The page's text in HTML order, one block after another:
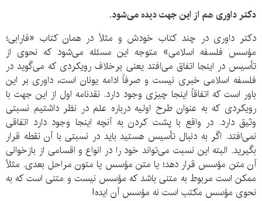
دکتر داوری هم از این جهت دیده می‌شود.
دکتر داوری در چند کتاب خودش و مثلاً در همان کتاب «فارابی؛
مؤسس فلسفه اسلامی» متوجه این مسئله می‌شود که نحوی از
تأسیس در اینجا اتفاق می‌افتد یعنی برخلاف رویکردی که می‌گوید در
فلسفه اسلامی خبری نیست و صرفاً ادامه یونان است، داوری بر این
باور است که اتفاقاً اینجا چیزی وجود دارد. نقدنامه اول از این جهت با
رویکردی که به عنوان طرح اولیه درباره علم در نظر داشتیم نسبتی
وثیق دارد. در واقع با پشت کردن به آنچه اینجا وجود دارد اتفاقی
نمی‌افتد. اگر به دنبال تأسیس هستید باید در نسبتی با آن نقطه قرار
بگیرید. البته این نسبت می‌تواند خود را در انواع و اقسامی از بازخوانی
آن متن مؤسس قرار دهد؛ یا متن مؤسس یا متون مراحل بعدی. مثلاً
ممکن است مربوط به متنی باشد که مؤسس نیست و متنی است که به
نحوی مؤسس مکتب است نه مؤسس آن ایده!